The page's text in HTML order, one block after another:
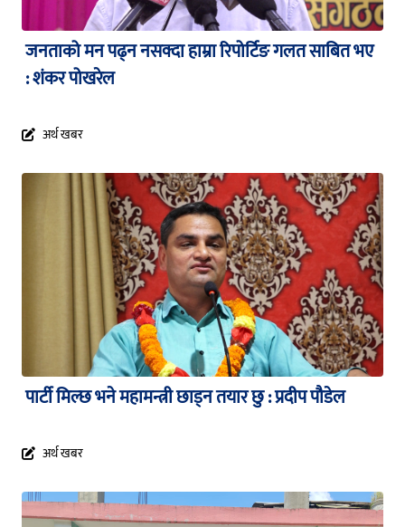
जनताको मन पढ्न नसक्दा हाम्रा रिपोर्टिङ गलत साबित भए
: शंकर पोखरेल
अर्थ खबर
पार्टी मिल्छ भने महामन्त्री छाड्न तयार छु : प्रदीप पौडेल
अर्थ खबर